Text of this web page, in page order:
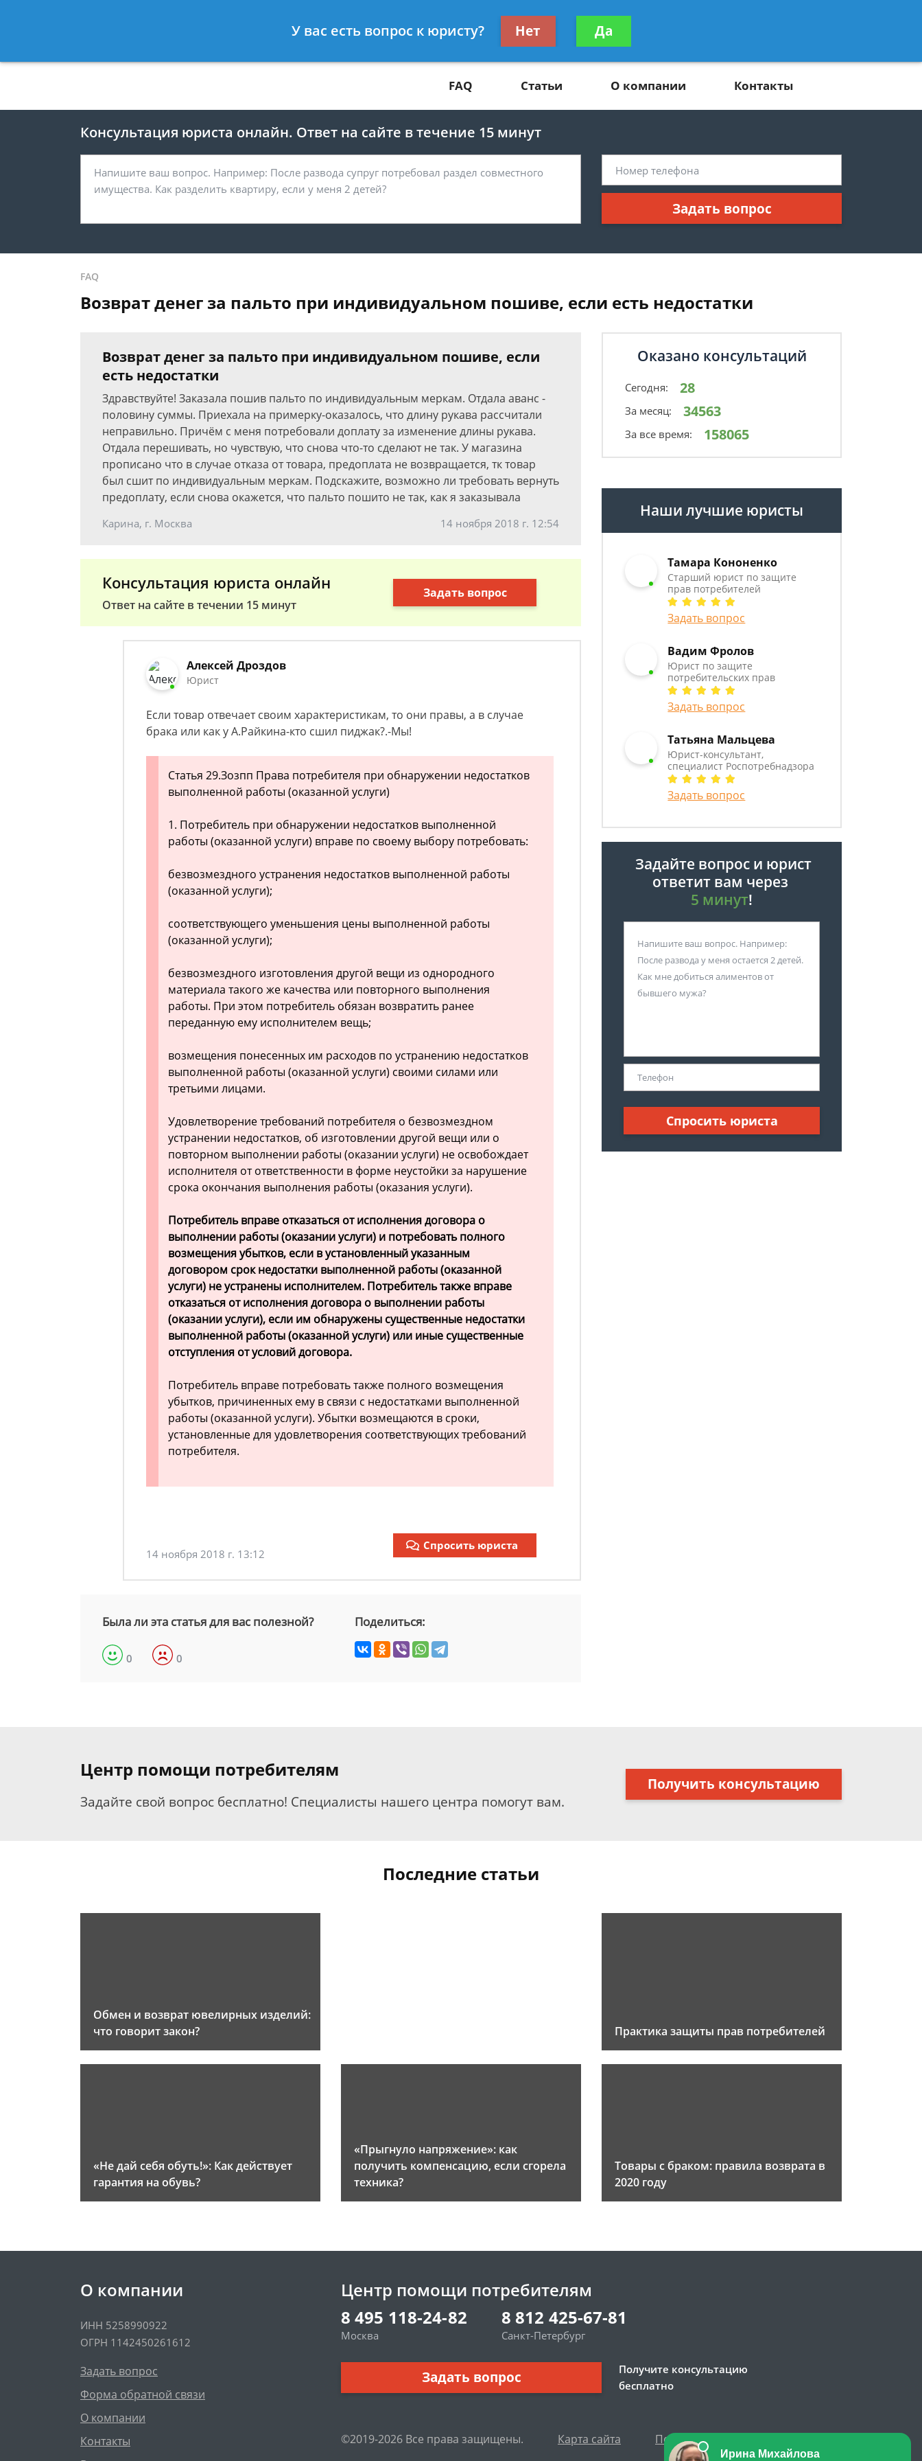
8 812 425-67-81
Получите консультацию
бесплатно
FAQ Статьи О компании Контакты
Консультация юриста онлайн. Ответ на сайте в течение 15 минут
Задать вопрос
FAQ
Возврат денег за пальто при индивидуальном пошиве, если есть недостатки
Возврат денег за пальто при индивидуальном пошиве, если
есть недостатки
Здравствуйте! Заказала пошив пальто по индивидуальным меркам. Отдала аванс -
половину суммы. Приехала на примерку-оказалось, что длину рукава рассчитали
неправильно. Причём с меня потребовали доплату за изменение длины рукава.
Отдала перешивать, но чувствую, что снова что-то сделают не так. У магазина
прописано что в случае отказа от товара, предоплата не возвращается, тк товар
был сшит по индивидуальным меркам. Подскажите, возможно ли требовать вернуть
предоплату, если снова окажется, что пальто пошито не так, как я заказывала
Карина, г. Москва 14 ноября 2018 г. 12:54
Консультация юриста онлайн
Ответ на сайте в течении 15 минут
Задать вопрос
Алексей Дроздов
Юрист
Если товар отвечает своим характеристикам, то они правы, а в случае
брака или как у А.Райкина-кто сшил пиджак?.-Мы!
Статья 29.Зозпп Права потребителя при обнаружении недостатков
выполненной работы (оказанной услуги)
1. Потребитель при обнаружении недостатков выполненной
работы (оказанной услуги) вправе по своему выбору потребовать:
безвозмездного устранения недостатков выполненной работы
(оказанной услуги);
соответствующего уменьшения цены выполненной работы
(оказанной услуги);
безвозмездного изготовления другой вещи из однородного
материала такого же качества или повторного выполнения
работы. При этом потребитель обязан возвратить ранее
переданную ему исполнителем вещь;
возмещения понесенных им расходов по устранению недостатков
выполненной работы (оказанной услуги) своими силами или
третьими лицами.
Удовлетворение требований потребителя о безвозмездном
устранении недостатков, об изготовлении другой вещи или о
повторном выполнении работы (оказании услуги) не освобождает
исполнителя от ответственности в форме неустойки за нарушение
срока окончания выполнения работы (оказания услуги).
Потребитель вправе отказаться от исполнения договора о
выполнении работы (оказании услуги) и потребовать полного
возмещения убытков, если в установленный указанным
договором срок недостатки выполненной работы (оказанной
услуги) не устранены исполнителем. Потребитель также вправе
отказаться от исполнения договора о выполнении работы
(оказании услуги), если им обнаружены существенные недостатки
выполненной работы (оказанной услуги) или иные существенные
отступления от условий договора.
Потребитель вправе потребовать также полного возмещения
убытков, причиненных ему в связи с недостатками выполненной
работы (оказанной услуги). Убытки возмещаются в сроки,
установленные для удовлетворения соответствующих требований
потребителя.
14 ноября 2018 г. 13:12
Спросить юриста
Была ли эта статья для вас полезной?
0 0
Поделиться:
Оказано консультаций
Сегодня: 28
За месяц: 34563
За все время: 158065
Наши лучшие юристы
Тамара Кононенко
Старший юрист по защите
прав потребителей
Задать вопрос
Вадим Фролов
Юрист по защите
потребительских прав
Задать вопрос
Татьяна Мальцева
Юрист-консультант,
специалист Роспотребнадзора
Задать вопрос
Задайте вопрос и юрист
ответит вам через
5 минут!
Спросить юриста
Центр помощи потребителям
Задайте свой вопрос бесплатно! Специалисты нашего центра помогут вам.
Получить консультацию
Последние статьи
Обмен и возврат ювелирных изделий:
что говорит закон?
Практика защиты прав потребителей
«Не дай себя обуть!»: Как действует
гарантия на обувь?
«Прыгнуло напряжение»: как
получить компенсацию, если сгорела
техника?
Товары с браком: правила возврата в
2020 году
О компании
ИНН 5258990922
ОГРН 1142450261612
Задать вопрос
Форма обратной связи
О компании
Контакты
Центр помощи потребителям
8 495 118-24-82
Москва
8 812 425-67-81
Санкт-Петербург
Задать вопрос
Получите консультацию
бесплатно
©2019-2026 Все права защищены. Карта сайта Политика персональных данных
У вас есть вопрос к юристу? Нет Да